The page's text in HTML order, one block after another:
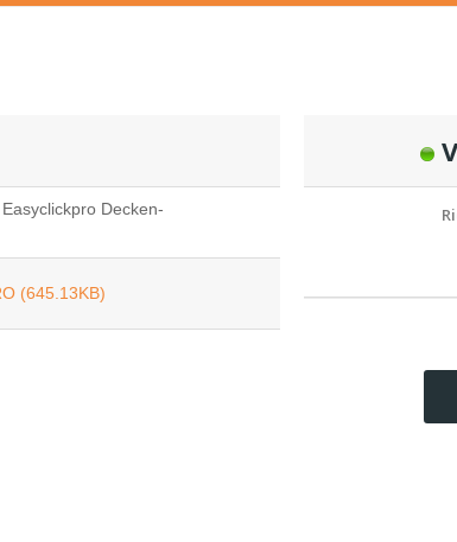
Decken-
(645.13KB)